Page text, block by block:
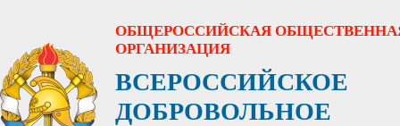
ОБЩЕРОССИЙСКАЯ
ОРГАНИЗАЦИЯ
ВСЕРОССИЙСКОЕ
ДОБРОВОЛЬНОЕ